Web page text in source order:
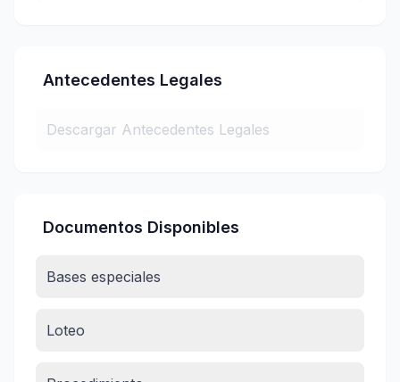
Antecedentes Legales
Descargar Antecedentes Legales
Documentos Disponibles
Bases especiales
Loteo